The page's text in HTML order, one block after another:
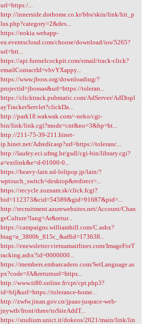
url=https:/...
http://innerside.dothome.co.kr/bbs/skin/link/hit_p
lus.php?category=2&des...
https://nokia.webapp-
eu.eventscloud.com/choose/download/ios/5265?
url=htt...
https://api.funnelcockpit.com/email/track-click?
emailContactId=vbvYXappy...
https://www.jboss.org/downloading/?
projectid=jbossas&url=https://toleran...
https://clicktrack.pubmatic.com/AdServer/AdDispl
ayTrackerServlet?clickDa...
http://park18.wakwak.com/~neko/cgi-
bin/link/link.cgi?mode=cnt&no=3&hp=ht...
http://211-75-39-211.hinet-
ip.hinet.net/Adredir.asp?url=https://toleranc...
http://laufey.eci.ufmg.br/gsdl/cgi-bin/library.cgi?
a=extlink&e=d-01000-0...
https://heavy-lain.ssl-lolipop.jp/lain/?
wptouch_switch=desktop&redirect=...
https://recycle.zoznam.sk/click.fcgi?
bid=112373&cid=54589&gid=91687&pid=...
http://recruitment.azurewebsites.net/Account/Chan
geCulture?lang=Ar&retur...
https://campaigns.williamhill.com/C.ashx?
btag=a_3800b_815c_&affid=173638...
https://enewsletter.vietnamairlines.com/ImageForT
racking.ashx?id=0000000...
https://members.embarcadero.com/SetLanguage.as
px?code=JA&returnurl=https...
http://www.ti80.online.fr/cpt/cpt.php3?
id=blj&url=https://tolerance-home...
http://zwfw.jinan.gov.cn/jpaas-juspace-web-
jnywtb/front/three/toSiteAddT...
https://studium.unict.it/dokeos/2021/main/link/lin